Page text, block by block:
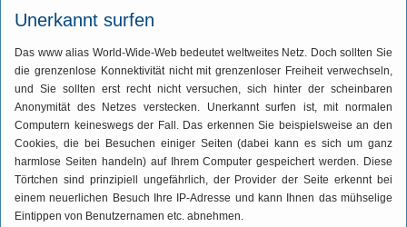
Unerkannt surfen
Das www alias World-Wide-Web bedeutet weltweites Netz. Doch sollten Sie
die grenzenlose Konnektivität nicht mit grenzenloser Freiheit verwechseln,
und Sie sollten erst recht nicht versuchen, sich hinter der scheinbaren
Anonymität des Netzes verstecken. Unerkannt surfen ist, mit normalen
Computern keineswegs der Fall. Das erkennen Sie beispielsweise an den
Cookies, die bei Besuchen einiger Seiten (dabei kann es sich um ganz
harmlose Seiten handeln) auf Ihrem Computer gespeichert werden. Diese
Törtchen sind prinzipiell ungefährlich, der Provider der Seite erkennt bei
einem neuerlichen Besuch Ihre IP-Adresse und kann Ihnen das mühselige
Eintippen von Benutzernamen etc. abnehmen.